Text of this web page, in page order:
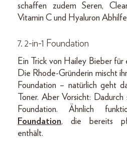
schaffen zudem Seren,
Vitamin C und Hyaluron
7. 2-in-1 Foundation
Ein Trick von Hailey Bieber für
Die Rhode-Gründerin mischt
Foundation – natürlich geht
Toner. Aber Vorsicht:
Foundation. Ähnlich
Foundation, die bereits
enthält.